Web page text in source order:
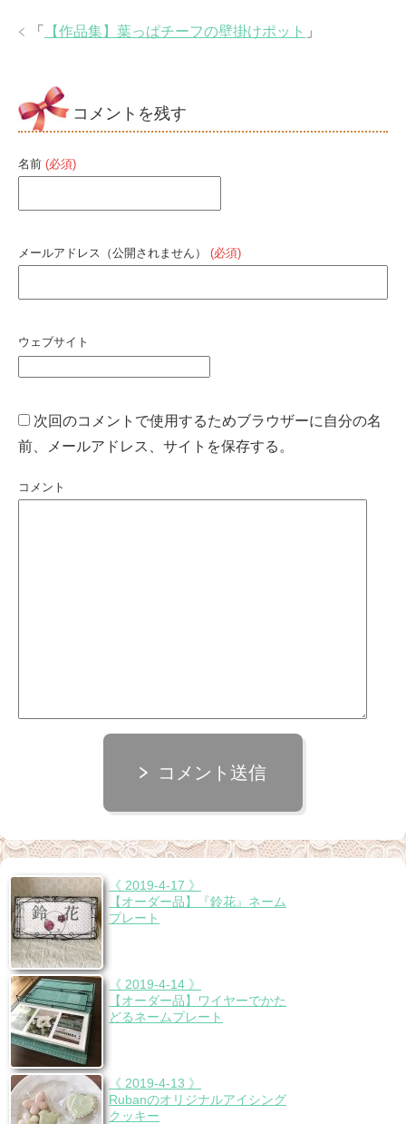
「 【作品集】葉っぱチーフの壁掛けポット 」
コメントを残す
名前 (必須)
メールアドレス（公開されません） (必須)
ウェブサイト
次回のコメントで使用するためブラウザーに自分の名
前、メールアドレス、サイトを保存する。
コメント
コメント送信
《 2019-4-17 》
【オーダー品】『鈴花』ネーム
プレート
《 2019-4-14 》
【オーダー品】ワイヤーでかた
どるネームプレート
《 2019-4-13 》
Rubanのオリジナルアイシング
クッキー